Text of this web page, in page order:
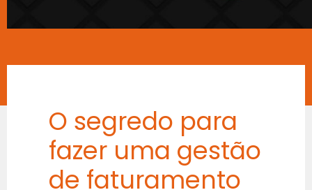
O segredo para
fazer uma gestão
de faturamento